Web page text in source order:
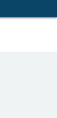
পুলিশ